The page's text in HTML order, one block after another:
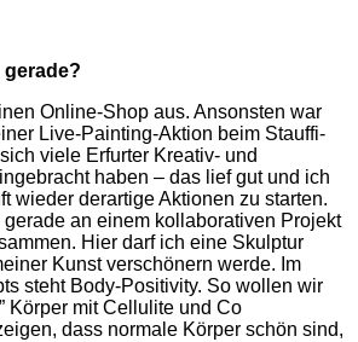
Online-Shop aus. Ansonsten war
Live-Painting-Aktion beim Stauffi-
viele Erfurter Kreativ- und
haben – das lief gut und ich
wieder derartige Aktionen zu starten.
an einem kollaborativen Projekt
Hier darf ich eine Skulptur
Kunst verschönern werde. Im
steht Body-Positivity. So wollen wir
Körper mit Cellulite und Co
dass normale Körper schön sind,